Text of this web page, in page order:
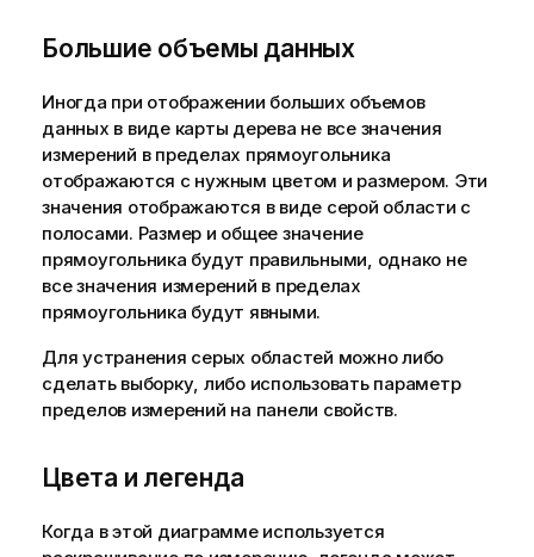
Большие объемы данных
Иногда при отображении больших объемов
данных в виде карты дерева не все значения
измерений в пределах прямоугольника
отображаются с нужным цветом и размером. Эти
значения отображаются в виде серой области с
полосами. Размер и общее значение
прямоугольника будут правильными, однако не
все значения измерений в пределах
прямоугольника будут явными.
Для устранения серых областей можно либо
сделать выборку, либо использовать параметр
пределов измерений на панели свойств.
Цвета и легенда
Когда в этой диаграмме используется